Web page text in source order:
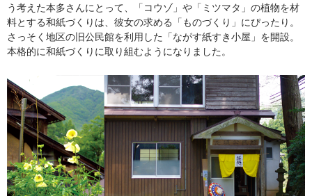
う考えた本多さんにとって、「コウゾ」や「ミツマタ」の植物を材
料とする和紙づくりは、彼女の求める「ものづくり」にぴったり。
さっそく地区の旧公民館を利用した「ながす紙すき小屋」を開設。
本格的に和紙づくりに取り組むようになりました。